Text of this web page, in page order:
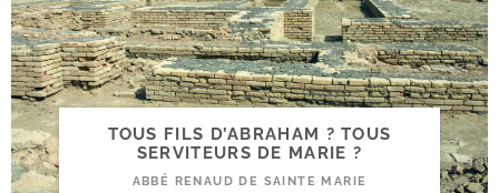
TOUS FILS D’ABRAHAM ? TOUS
SERVITEURS DE MARIE ?
ABBÉ RENAUD DE SAINTE MARIE